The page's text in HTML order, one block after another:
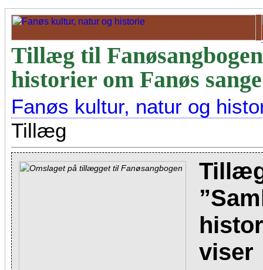
Tillæg til
historier om Fanøs
Fanøs kultur, natur og
Tillæg
viser